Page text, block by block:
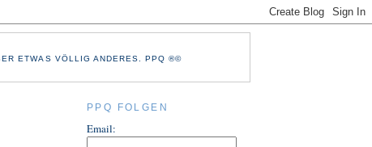
ETWAS VÖLLIG ANDERES. PPQ ®©
PPQ FOLGEN
Email: